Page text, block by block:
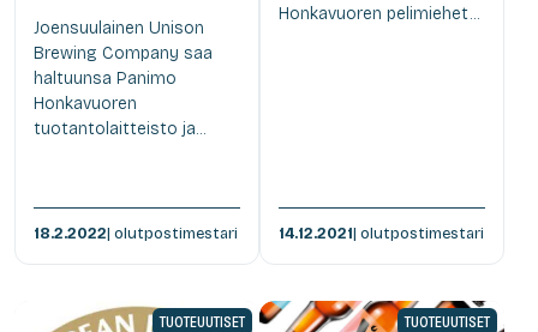
Joensuulainen Unison
Brewing Company saa
haltuunsa Panimo
Honkavuoren
tuotantolaitteisto ja...
18.2.2022| olutpostimestari
Honkavuoren pelimiehet...
14.12.2021| olutpostimestari
TUOTEUUTISET TUOTEUUTISET